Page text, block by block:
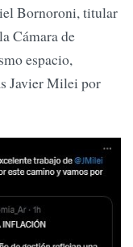
Bornoroni, titular
Cámara de
espacio,
Javier Milei por